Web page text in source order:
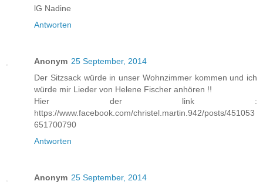
lG Nadine
Antworten
Anonym 25 September, 2014
Der Sitzsack würde in unser Wohnzimmer kommen und ich
würde mir Lieder von Helene Fischer anhören !!
Hier der link :
https://www.facebook.com/christel.martin.942/posts/451053
651700790
Antworten
Anonym 25 September, 2014